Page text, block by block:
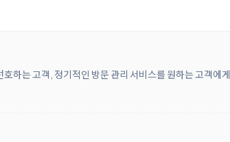
하는 고객, 정기적인 방문 관리 서비스를 원하는 고객에게